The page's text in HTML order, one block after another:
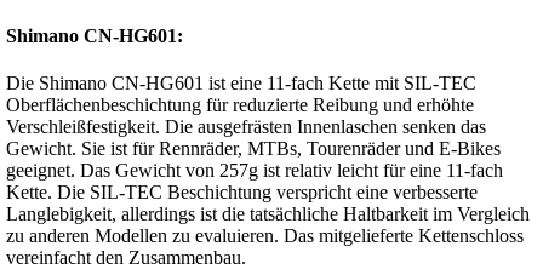
Shimano CN-HG601:
Die Shimano CN-HG601 ist eine 11-fach Kette mit SIL-TEC
Oberflächenbeschichtung für reduzierte Reibung und erhöhte
Verschleißfestigkeit. Die ausgefrästen Innenlaschen senken das
Gewicht. Sie ist für Rennräder, MTBs, Tourenräder und E-Bikes
geeignet. Das Gewicht von 257g ist relativ leicht für eine 11-fach
Kette. Die SIL-TEC Beschichtung verspricht eine verbesserte
Langlebigkeit, allerdings ist die tatsächliche Haltbarkeit im Vergleich
zu anderen Modellen zu evaluieren. Das mitgelieferte Kettenschloss
vereinfacht den Zusammenbau.